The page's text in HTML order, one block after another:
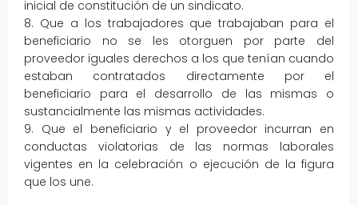
inicial de constitución de un sindicato.
8. Que a los trabajadores que trabajaban para el
beneficiario no se les otorguen por parte del
proveedor iguales derechos a los que tenían cuando
estaban contratados directamente por el
beneficiario para el desarrollo de las mismas o
sustancialmente las mismas actividades.
9. Que el beneficiario y el proveedor incurran en
conductas violatorias de las normas laborales
vigentes en la celebración o ejecución de la figura
que los une.